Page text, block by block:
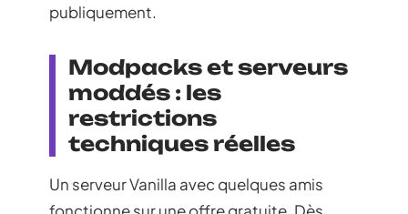
publiquement.
Modpacks et serveurs
moddés : les
restrictions
techniques réelles
Un serveur Vanilla avec quelques amis